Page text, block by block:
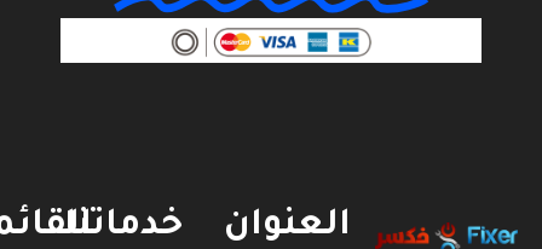
القائمةخدماتنا العنوان